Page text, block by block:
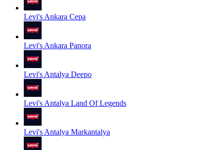
Levi's Ankara Cepa
Levi's Ankara Panora
Levi's Antalya Deepo
Levi's Antalya Land Of Legends
Levi's Antalya Markantalya